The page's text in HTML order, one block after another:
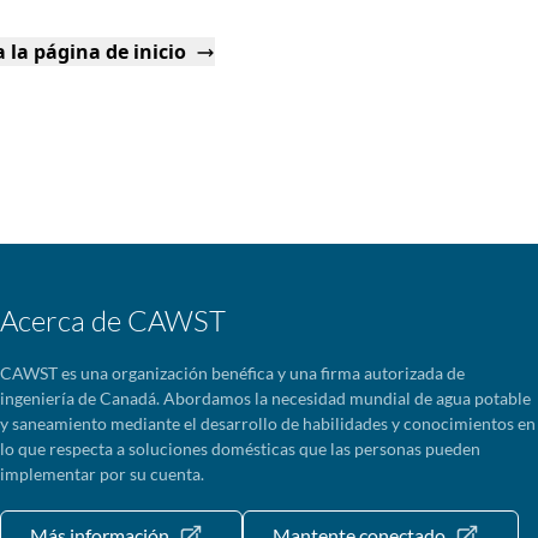
la página de inicio
Acerca de CAWST
CAWST es una organización benéfica y una firma autorizada de
ingeniería de Canadá. Abordamos la necesidad mundial de agua potable
y saneamiento mediante el desarrollo de habilidades y conocimientos en
lo que respecta a soluciones domésticas que las personas pueden
implementar por su cuenta.